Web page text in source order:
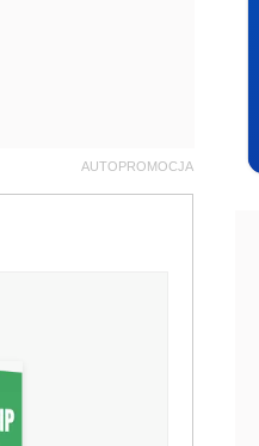
AUTOPROMOCJA